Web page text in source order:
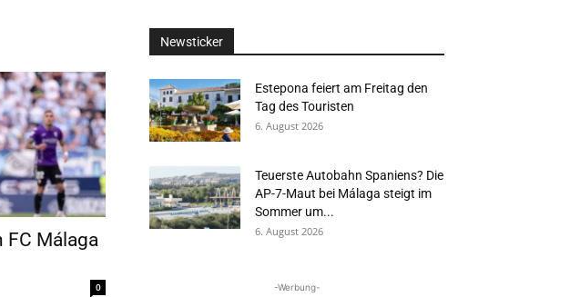
FC Málaga
0
Newsticker
Estepona feiert am Freitag den
Tag des Touristen
6. August 2026
Teuerste Autobahn Spaniens? Die
AP-7-Maut bei Málaga steigt im
Sommer um...
6. August 2026
-Werbung-